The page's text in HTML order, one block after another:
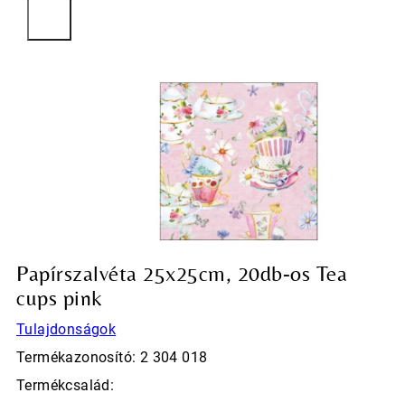
Papírszalvéta 25x25cm, 20db-os Tea
cups pink
Tulajdonságok
Termékazonosító: 2 304 018
Termékcsalád: